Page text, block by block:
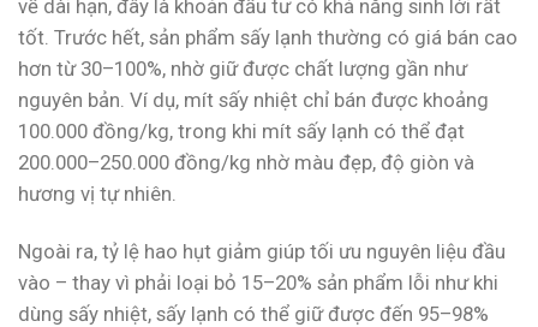
về dài hạn, đây là khoản đầu tư có khả năng sinh lời rất
tốt. Trước hết, sản phẩm sấy lạnh thường có giá bán cao
hơn từ 30–100%, nhờ giữ được chất lượng gần như
nguyên bản. Ví dụ, mít sấy nhiệt chỉ bán được khoảng
100.000 đồng/kg, trong khi mít sấy lạnh có thể đạt
200.000–250.000 đồng/kg nhờ màu đẹp, độ giòn và
hương vị tự nhiên.
Ngoài ra, tỷ lệ hao hụt giảm giúp tối ưu nguyên liệu đầu
vào – thay vì phải loại bỏ 15–20% sản phẩm lỗi như khi
dùng sấy nhiệt, sấy lạnh có thể giữ được đến 95–98%